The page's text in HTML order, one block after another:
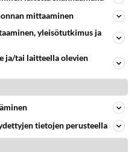
koulumatka
94
1005
29
57
896
mittaaminen
yleisötutkimus ja
ja/tai laitteella olevien
tietojen perusteella